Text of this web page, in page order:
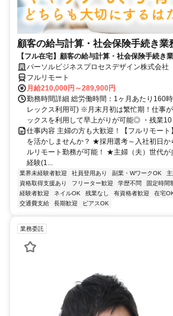
顧客の給与計算・社会保険手続き業
【フル在宅】顧客の給与計算・社会保険手続き
パーソルビジネスプロセスデザイン株式会社
フルリモート
月給210,000円～289,900円
勤務時間詳細 総労働時間：1ヶ月あたり160
レックス利用可) ※月末月初は繁忙期！仕事
ックスを利用して早上がりが可能◎ ・残業10
仕事内容 主婦の方も大歓迎！【フルリモー
を活かしませんか？ ★採用選考～入社初日
ルリモート勤務が可能！ ★主婦（夫）世代
経験(1...
業界未経験者歓迎 社員登用あり 副業・WワークOK
資格取得支援あり
フリーター歓迎 学歴不問 固定時間
経験者歓迎
ネイルOK 残業なし 有資格者歓迎 在宅
交通費支給
長期歓迎 ピアスOK
業務委託